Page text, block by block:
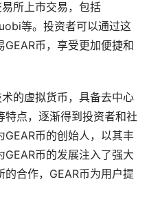
所上市交易，包括
等。投资者可以通过这
币，享受更加便捷和
的虚拟货币，具备去中心
点，逐渐得到投资者和社
GEAR币的创始人，以其丰
币的发展注入了强大
合作，GEAR币为用户提